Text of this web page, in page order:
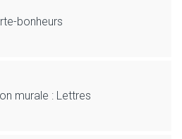
bonheurs
murale : Lettres